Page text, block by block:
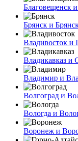
Благовещенск
Брянск и
Владивосток и
Владикавказ и
Владимир и
Волгоград и
Вологда и
Воронеж и